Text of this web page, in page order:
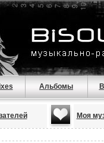
Альбомы
Моя